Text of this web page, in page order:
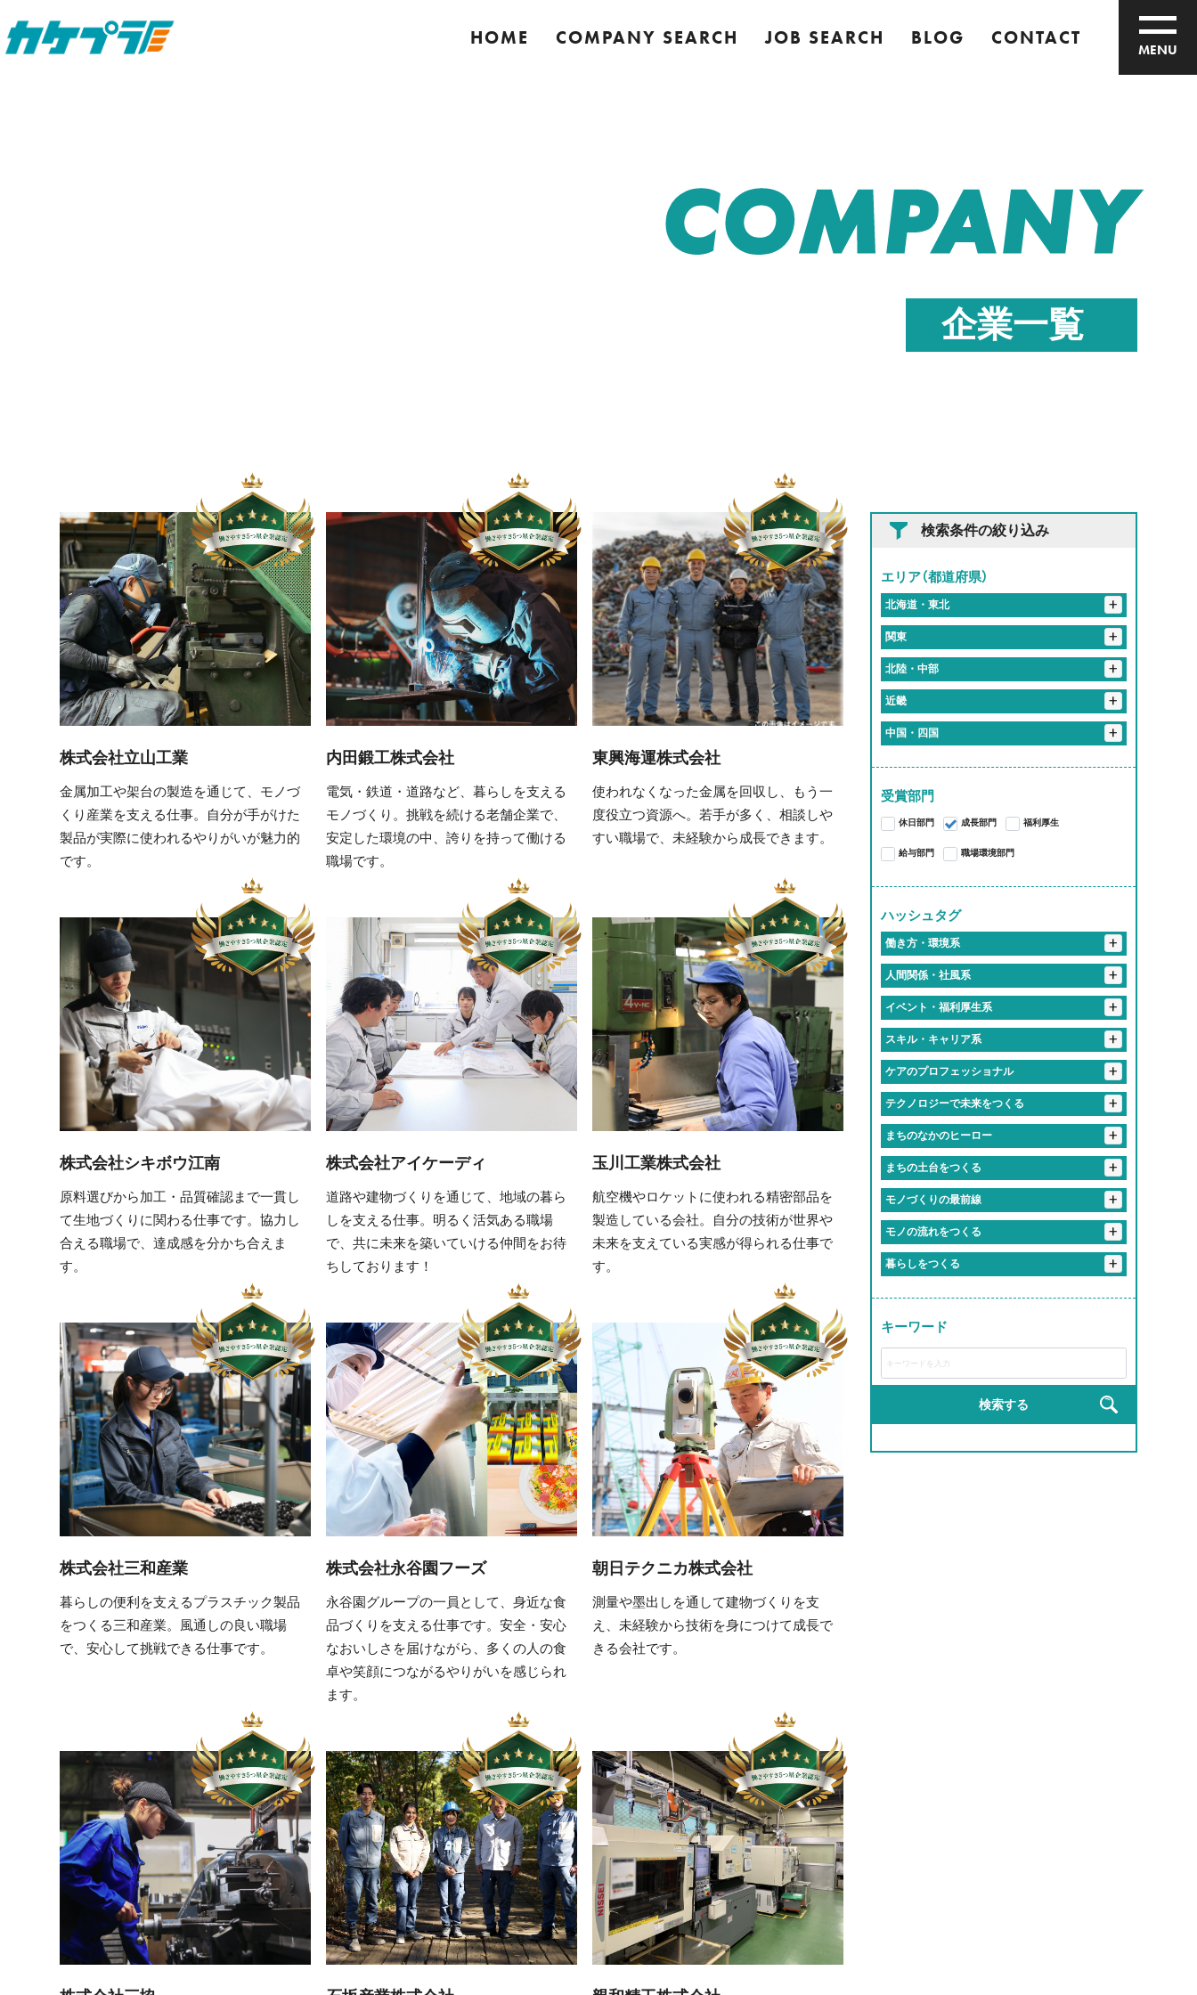
HOME COMPANY SEARCH JOB SEARCH BLOG CONTACT
MENU
COMPANY
企業一覧
株式会社立山工業
金属加工や架台の製造を通じて、モノづ
くり産業を支える仕事。自分が手がけた
製品が実際に使われるやりがいが魅力的
です。
内田鍛工株式会社
電気・鉄道・道路など、暮らしを支える
モノづくり。挑戦を続ける老舗企業で、
安定した環境の中、誇りを持って働ける
職場です。
東興海運株式会社
使われなくなった金属を回収し、もう一
度役立つ資源へ。若手が多く、相談しや
すい職場で、未経験から成長できます。
株式会社シキボウ江南
原料選びから加工・品質確認まで一貫し
て生地づくりに関わる仕事です。協力し
合える職場で、達成感を分かち合えま
す。
株式会社アイケーディ
道路や建物づくりを通じて、地域の暮ら
しを支える仕事。明るく活気ある職場
で、共に未来を築いていける仲間をお待
ちしております！
玉川工業株式会社
航空機やロケットに使われる精密部品を
製造している会社。自分の技術が世界や
未来を支えている実感が得られる仕事で
す。
株式会社三和産業
暮らしの便利を支えるプラスチック製品
をつくる三和産業。風通しの良い職場
で、安心して挑戦できる仕事です。
株式会社永谷園フーズ
永谷園グループの一員として、身近な食
品づくりを支える仕事です。安全・安心
なおいしさを届けながら、多くの人の食
卓や笑顔につながるやりがいを感じられ
ます。
朝日テクニカ株式会社
測量や墨出しを通して建物づくりを支
え、未経験から技術を身につけて成長で
きる会社です。
検索条件の絞り込み
エリア（都道府県）
北海道・東北 +
岩手県 +
花巻市
関東 +
埼玉県 +
東京都 +
港区 新宿区 北区 品川区
神奈川県 +
北陸・中部 +
岐阜県 +
恵那市 +
北名古屋市 岡崎市 小牧市
海部郡 豊田市 名古屋市
近畿 +
京都府 +
大和高田市
中国・四国 +
+
岡山市
受賞部門
休日部門 成長部門 福利厚生
給与部門 職場環境部門
ハッシュタグ
働き方・環境系 +
#働くって、楽しい
#有給取りやすすぎて旅行好き多すぎ
#推しのライブは有給でフル参戦
#仕事中に犬とたわむれる
#フレックスタイムってやつ
#有給消化率100パー会社
#定時ダッシュの達人たち
#残業しない主義の会社
#残業すると逆に心配される
人間関係・社風系 +
#ツンデレな先輩が実は神対応
#食のプロ集団に囲まれて
#「無理しないで」が口ぐせの職場
#入社初日にあだ名つけられるやつ
#話しかけやすさSSランク
#おばあちゃん並みに話聞いてくれる上司
#一緒に笑える仲間がいる職場
#上司がまじで推せる #先輩が優しすぎて泣いた
#友達より職場の人の方が好きかも
#毎日笑ってる会社です
#相談すると秒で解決してくれる
#社内の空気が居心地よすぎ問題
イベント・福利厚生系 +
#福利厚生で人生変わるってマジ？
#福利厚生がギフトセット並み
#誕生日休暇がある
#年1回は全社員で旅行する会社
スキル・キャリア系 +
#匠の技を継ぐ高校生 #研修が優しすぎて泣ける
#失敗しても笑ってくれる職場
#学歴より笑顔が武器になる職場
#知らぬ間にスキル上がってて怖い
#気づいたら新人じゃなくなってた現象
#成長速度がドラゴンボール並み
#先輩が教えるのうますぎ
#教育丁寧すぎて新人のレベル高すぎ
ケアのプロフェッショナル +
#人生経験の濃さに毎日感動してる
#優しさしか勝たん職場
#ケアする側も癒されてる
#「ありがとう」の威力えぐい
#人生の先輩と毎日おしゃべりできる職場
#誰かの心に寄り添うプロ
テクノロジーで未来をつくる +
#最新トレンドに常に触れてる感
まちのなかのヒーロー +
#地元のお祭りにも関わっててちょっと誇らしい
#休みちゃんとあるって最高かよ
#まじめだけど、実は人間味あふれてる
#まじめな人が意外と面白い職場
#社会の裏側を知れて視野が広がる
まちの土台をつくる +
#橋も道路も俺たちが作ってます
#重機が操縦できるってちょっとヒーロー
#インフラ守ってるの俺ら！
#チームワークのレベルが部活超え
モノづくりの最前線 +
＃自分の作った商品が世界で食べられている説
#ちょっとしたミスもチームでカバー
#ものづくりが趣味から仕事になった感覚
#ライン作業がリズムゲーみたいになる瞬間
#匠の道、ここから始まる
#完成品見るとちょっと感動するやつ
#完成品見るとテンション上がる
#手を動かす快感、クセになる
モノの流れをつくる +
#お届け完了でテンション爆上げ
#届けた瞬間の「ありがとう」がエモすぎ
#運転スキルで生活を支える裏ヒーロー
暮らしをつくる +
#工具の名前覚えるのが楽しくなってきた
キーワード
検索する